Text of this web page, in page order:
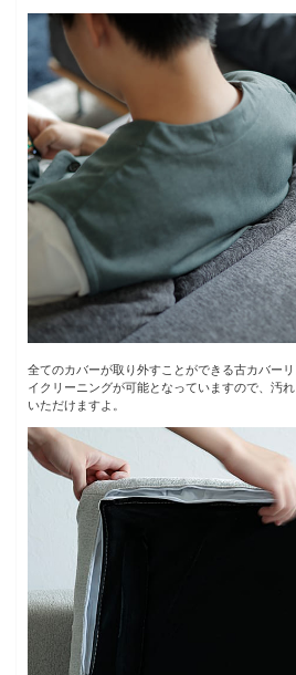
全てのカバーが取り外すことができる古カバー
イクリーニングが可能となっていますので、汚
いただけますよ。